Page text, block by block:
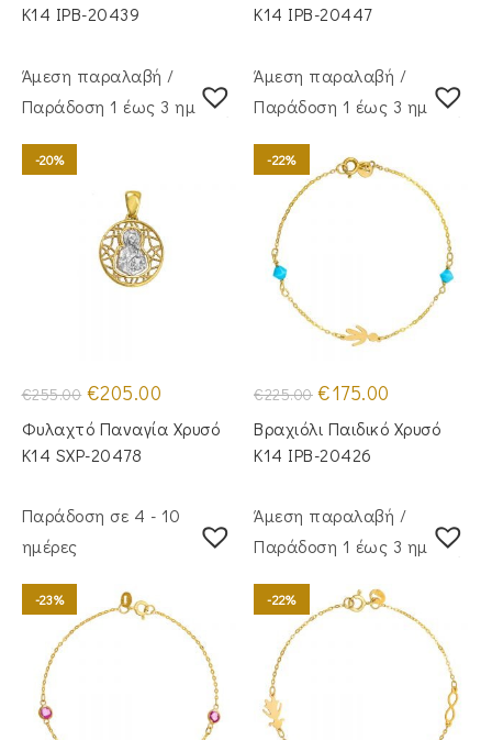
Κ14 IPB-20439
Κ14 IPB-20447
Άμεση παραλαβή /
Παράδoση 1 έως 3 ημέρες
-20%
€255.00 Original
price
was:
€255.00.
€205.00
τιμή
είναι:
Φυλαχτό Παναγία Χρυσό
Κ14 SXP-20478
Άμεση παραλαβή /
Παράδoση 1 έως 3 ημέρες
-22%
€225.00 Original
price
was:
€225.00.
€175.00
τιμή
είναι:
Βραχιόλι Παιδικό Χρυσό
Κ14 IPB-20426
Παράδοση σε 4 - 10
ημέρες
-23%
Άμεση παραλαβή /
Παράδoση 1 έως 3 ημέρες
-22%